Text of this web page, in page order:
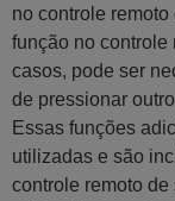
no controle
função no controle
casos, pode ser
de pressionar
Essas funções
utilizadas e são
controle remoto